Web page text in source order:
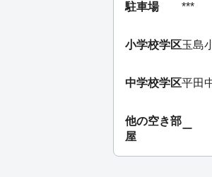
駐車場 ***
小学校学区玉島
中学校学区平田
他の空き部
屋
ー